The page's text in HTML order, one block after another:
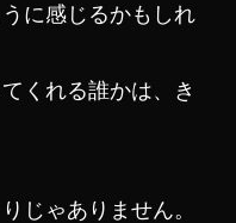
に感じるかもしれ
くれる誰かは、き
じゃありません。